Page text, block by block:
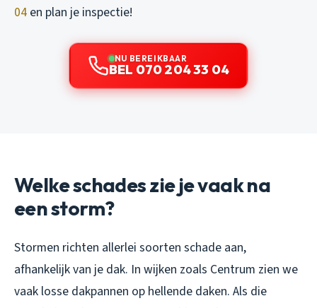
04 en plan je inspectie!
NU BEREIKBAAR
BEL 070 204 33 04
Welke schades zie je vaak na
een storm?
Stormen richten allerlei soorten schade aan,
afhankelijk van je dak. In wijken zoals Centrum zien we
vaak losse dakpannen op hellende daken. Als die